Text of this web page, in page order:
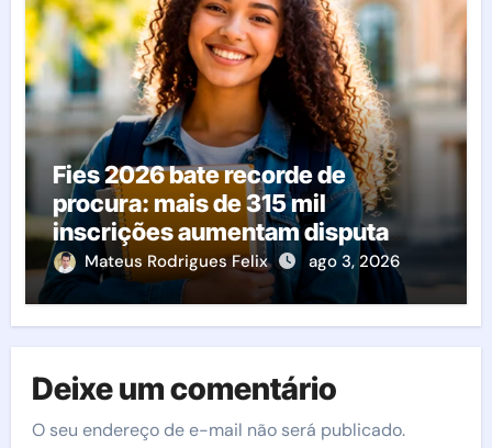
Fies 2026 bate recorde de
procura: mais de 315 mil
inscrições aumentam disputa
pelas vagas; veja o que acontece
agora
Mateus Rodrigues Felix ago 3, 2026
Deixe um comentário
O seu endereço de e-mail não será publicado.